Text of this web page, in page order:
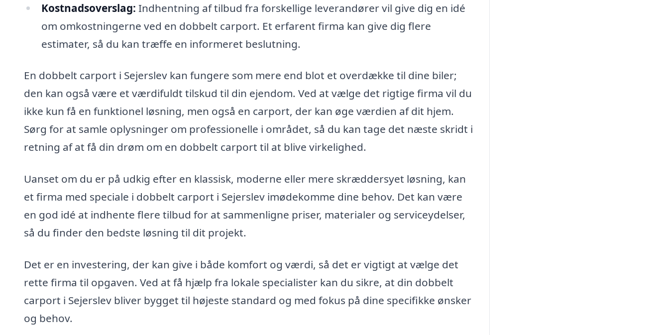
Kostnadsoverslag: Indhentning af tilbud fra forskellige leverandører vil give dig en idé
om omkostningerne ved en dobbelt carport. Et erfarent firma kan give dig flere
estimater, så du kan træffe en informeret beslutning.
En dobbelt carport i Sejerslev kan fungere som mere end blot et overdække til dine biler;
den kan også være et værdifuldt tilskud til din ejendom. Ved at vælge det rigtige firma vil du
ikke kun få en funktionel løsning, men også en carport, der kan øge værdien af dit hjem.
Sørg for at samle oplysninger om professionelle i området, så du kan tage det næste skridt i
retning af at få din drøm om en dobbelt carport til at blive virkelighed.
Uanset om du er på udkig efter en klassisk, moderne eller mere skræddersyet løsning, kan
et firma med speciale i dobbelt carport i Sejerslev imødekomme dine behov. Det kan være
en god idé at indhente flere tilbud for at sammenligne priser, materialer og serviceydelser,
så du finder den bedste løsning til dit projekt.
Det er en investering, der kan give i både komfort og værdi, så det er vigtigt at vælge det
rette firma til opgaven. Ved at få hjælp fra lokale specialister kan du sikre, at din dobbelt
carport i Sejerslev bliver bygget til højeste standard og med fokus på dine specifikke ønsker
og behov.